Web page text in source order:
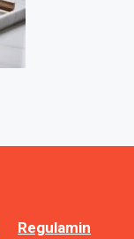
Regulamin